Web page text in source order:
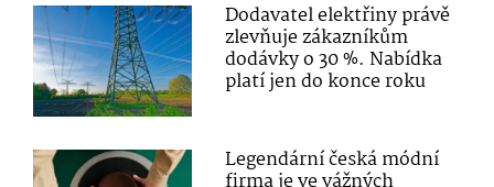
Dodavatel elektřiny právě
zlevňuje zákazníkům
dodávky o 30 %. Nabídka
platí jen do konce roku
Legendární česká módní